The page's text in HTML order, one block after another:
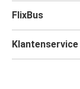
FlixBus
Klantenservice